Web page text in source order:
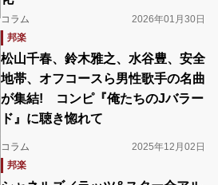
コラム
2026年01月30日
邦楽
松山千春、鈴木雅之、水谷豊、安全
地帯、オフコースら男性歌手の名曲
が集結! コンピ『俺たちのJバラー
ド』に聴き惚れて
コラム
2025年12月02日
邦楽